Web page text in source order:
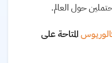
حول العالم.
المتاحة على